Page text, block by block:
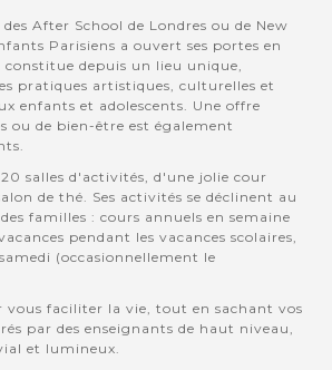
After School de Londres ou de New
Parisiens a ouvert ses portes en
constitue depuis un lieu unique,
pratiques artistiques, culturelles et
enfants et adolescents. Une offre
ou de bien-être est également
20 salles d'activités, d'une jolie cour
de thé. Ses activités se déclinent au
familles : cours annuels en semaine
pendant les vacances scolaires,
(occasionnellement le
vous faciliter la vie, tout en sachant vos
par des enseignants de haut niveau,
et lumineux.